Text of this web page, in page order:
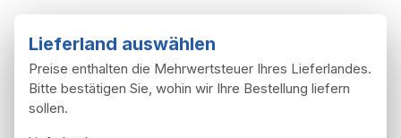
Lieferland auswählen
Preise enthalten die Mehrwertsteuer Ihres Lieferlandes.
Bitte bestätigen Sie, wohin wir Ihre Bestellung liefern
sollen.